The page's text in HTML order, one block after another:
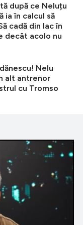
după ce Neluțu
ia în calcul să
cadă din lac în
decât acolo nu
Nelu
alt antrenor
cu Tromso